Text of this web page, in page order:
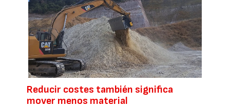
Reducir costes también significa
mover menos material